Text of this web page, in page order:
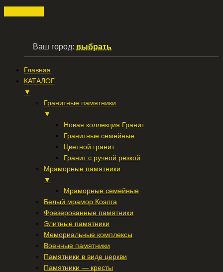
Ваш город: выбрать
Главная
КАТАЛОГ
▼
Гранитные памятники
▼
Новая коллекция Гранит
Гранитные семейные
Цветной гранит
Гранит с ручной резкой
Мраморные памятники
▼
Мраморные семейные
Белый мрамор Коэлга
Фрезерованные памятники
Элитные памятники
Мемориальные комплексы
Военные памятники
Памятники в виде церкви
Памятники — кресты